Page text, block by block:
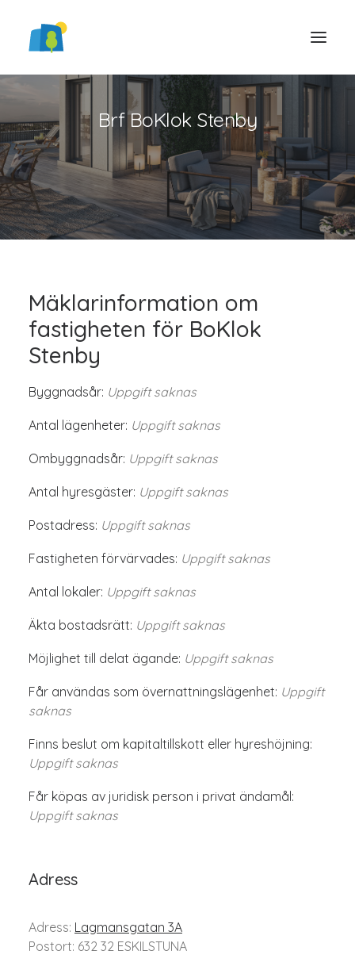
Brf BoKlok Stenby
Mäklarinformation om
fastigheten för BoKlok
Stenby
Byggnadsår: Uppgift saknas
Antal lägenheter: Uppgift saknas
Ombyggnadsår: Uppgift saknas
Antal hyresgäster: Uppgift saknas
Postadress: Uppgift saknas
Fastigheten förvärvades: Uppgift saknas
Antal lokaler: Uppgift saknas
Äkta bostadsrätt: Uppgift saknas
Möjlighet till delat ägande: Uppgift saknas
Får användas som övernattningslägenhet: Uppgift
saknas
Finns beslut om kapitaltillskott eller hyreshöjning:
Uppgift saknas
Får köpas av juridisk person i privat ändamål:
Uppgift saknas
Adress
Adress: Lagmansgatan 3A
Postort: 632 32 ESKILSTUNA